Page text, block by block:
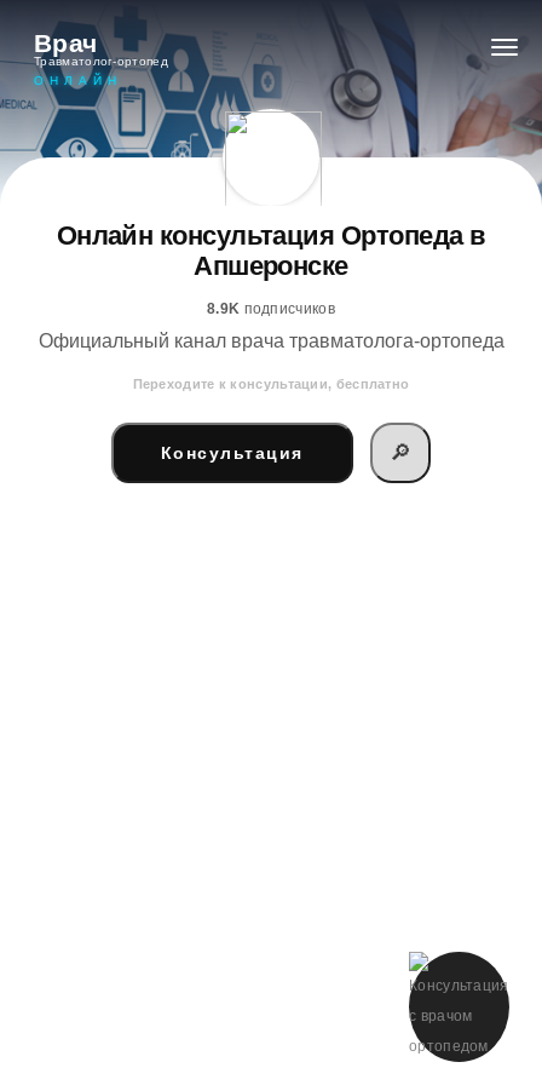
Врач
Травматолог-ортопед
ОНЛАЙН
Онлайн консультация Ортопеда в
Апшеронске
8.9K подписчиков
Официальный канал врача травматолога-ортопеда
Переходите к консультации, бесплатно
Консультация 🔎